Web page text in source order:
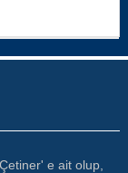
e ait olup,